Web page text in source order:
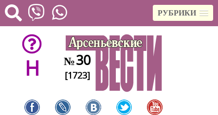
РУБРИКИ
H №30
[1723]